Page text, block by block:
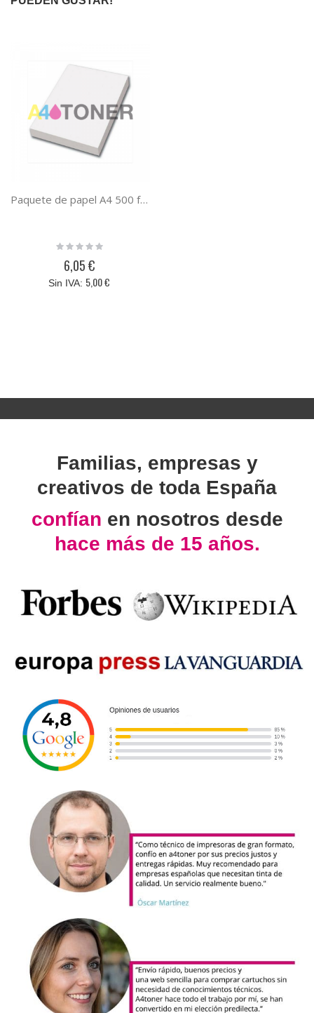
Paquete de papel A4 500 folios, ultra blanco, 80 gramos de peso y barato
Rating:
6,05 €
5,00 €
Familias, empresas y
creativos de toda España
confían en nosotros desde
hace más de 15 años.